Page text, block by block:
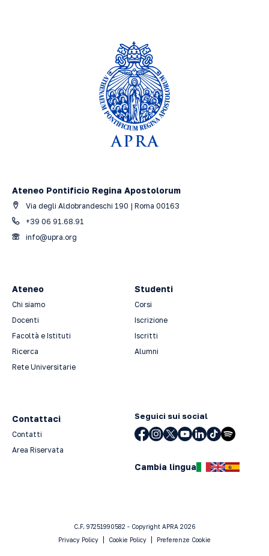
Ateneo Pontificio Regina Apostolorum
Via degli Aldobrandeschi 190 | Roma 00163
+39 06 91.68.91
info@upra.org
Ateneo
Chi siamo
Docenti
Facoltà e Istituti
Ricerca
Rete Universitarie
Studenti
Corsi
Iscrizione
Iscritti
Alumni
Contattaci
Contatti
Area Riservata
Seguici sui social
Cambia lingua
C.F. 97251990582 - Copyright APRA 2026
Privacy Policy
Cookie Policy Preferenze Cookie